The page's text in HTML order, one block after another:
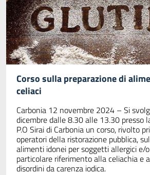
Corso sulla preparazione di
celiaci
Carbonia 12 novembre 2024 – Si
dicembre dalle 8.30 alle 13.30 presso
P.O Sirai di Carbonia un corso, rivolto
operatori della ristorazione pubblica,
alimenti idonei per soggetti allergici e/
particolare riferimento alla celiachia e
disordini da carenza iodica.